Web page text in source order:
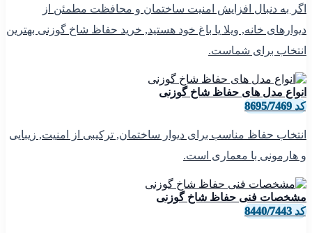
اگر به دنبال افزایش امنیت ساختمان و محافظت مطمئن از
دیوارهای خانه, ویلا یا باغ خود هستید, خرید حفاظ شاخ گوزنی بهترین
انتخاب برای شماست.
انواع مدل های حفاظ شاخ گوزنی
کد 8695/7469
انتخاب حفاظ مناسب برای دیوار ساختمان, ترکیبی از امنیت, زیبایی
و هارمونی با معماری است.
مشخصات فنی حفاظ شاخ گوزنی
کد 8440/7443